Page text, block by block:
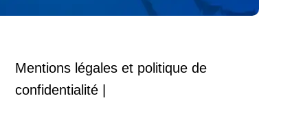
Mentions légales et politique de
confidentialité |